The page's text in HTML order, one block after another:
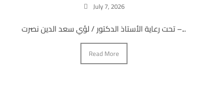
July 7, 2026
تحت رعاية الأستاذ الدكتور / لؤي سعد الدين نصرت –...
Read More